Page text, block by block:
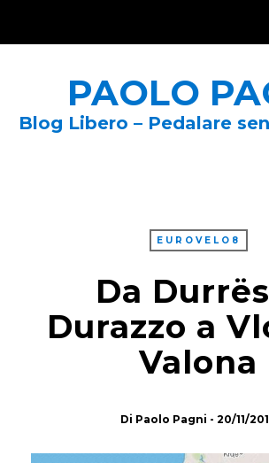
PAOLO
Blog Libero – Pedalare
EUROVELO8
Da
Durazzo a
Valona
Di Paolo Pagni - 20/11/